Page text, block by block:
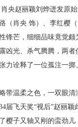
肖央赵丽颖刘烨迸发原
（肖央 饰）、李红樱
锋芒，细细品味竟觉
凶光、杀气腾腾，两
力诠释了一位孤注一掷
带温柔之色，一双眼
4届飞天奖“视后”赵丽
樱子又轴又刚的蛮劲